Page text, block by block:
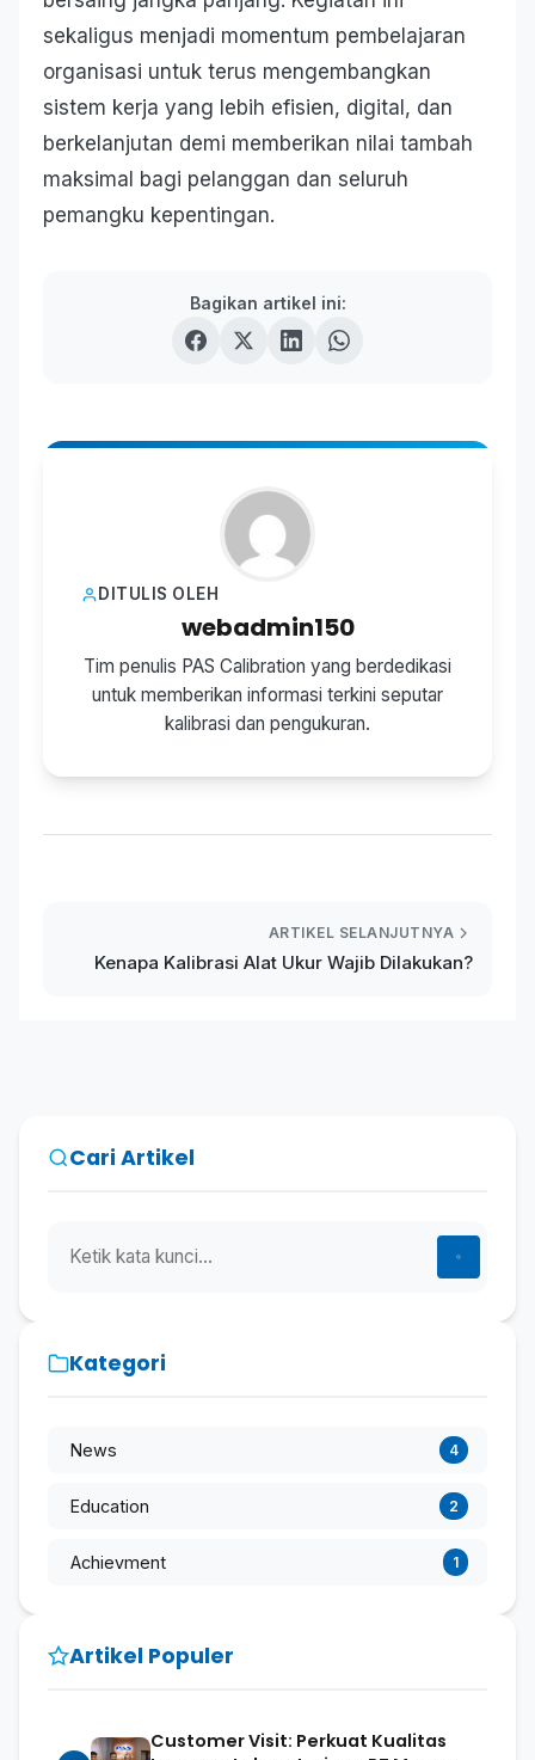
sekaligus menjadi momentum pembelajaran
organisasi untuk terus mengembangkan
sistem kerja yang lebih efisien, digital, dan
berkelanjutan demi memberikan nilai tambah
maksimal bagi pelanggan dan seluruh
pemangku kepentingan.
Bagikan artikel ini:
DITULIS OLEH
webadmin150
Tim penulis PAS Calibration yang berdedikasi
untuk memberikan informasi terkini seputar
kalibrasi dan pengukuran.
ARTIKEL SELANJUTNYA
Kenapa Kalibrasi Alat Ukur Wajib Dilakukan?
Cari Artikel
Kategori
News 4
Education 2
Achievment 1
Artikel Populer
Customer Visit: Perkuat Kualitas